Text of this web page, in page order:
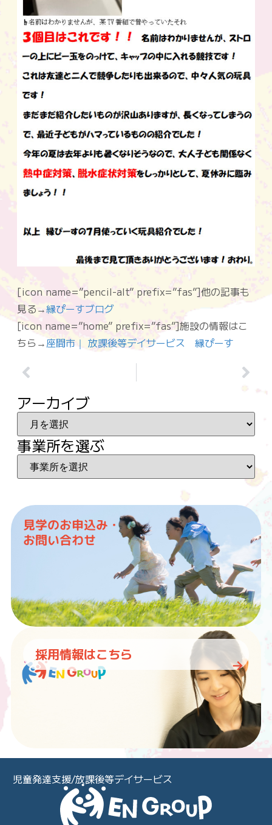
[icon name=”pencil-alt” prefix=”fas”]他の記事も
見る→縁ぴーすブログ
[icon name=”home” prefix=”fas”]施設の情報はこ
ちら→座間市｜ 放課後等デイサービス 縁ぴーす
アーカイブ
事業所を選ぶ
見学のお申込み・
お問い合わせ
採用情報はこちら
児童発達支援/放課後等デイサービス